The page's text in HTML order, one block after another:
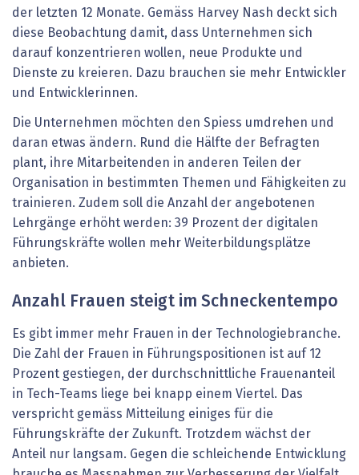
der letzten 12 Monate. Gemäss Harvey Nash deckt sich
diese Beobachtung damit, dass Unternehmen sich
darauf konzentrieren wollen, neue Produkte und
Dienste zu kreieren. Dazu brauchen sie mehr Entwickler
und Entwicklerinnen.
Die Unternehmen möchten den Spiess umdrehen und
daran etwas ändern. Rund die Hälfte der Befragten
plant, ihre Mitarbeitenden in anderen Teilen der
Organisation in bestimmten Themen und Fähigkeiten zu
trainieren. Zudem soll die Anzahl der angebotenen
Lehrgänge erhöht werden: 39 Prozent der digitalen
Führungskräfte wollen mehr Weiterbildungsplätze
anbieten.
Anzahl Frauen steigt im Schneckentempo
Es gibt immer mehr Frauen in der Technologiebranche.
Die Zahl der Frauen in Führungspositionen ist auf 12
Prozent gestiegen, der durchschnittliche Frauenanteil
in Tech-Teams liege bei knapp einem Viertel. Das
verspricht gemäss Mitteilung einiges für die
Führungskräfte der Zukunft. Trotzdem wächst der
Anteil nur langsam. Gegen die schleichende Entwicklung